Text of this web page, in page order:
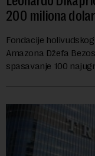
200 miliona
Fondacije
Amazona Džefa
spasavanje 100